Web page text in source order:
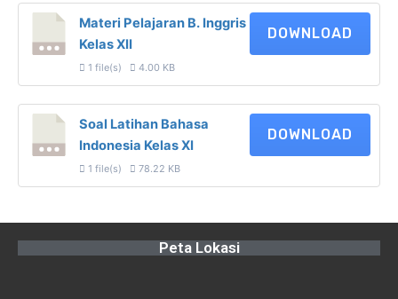
Materi Pelajaran B. Inggris
Kelas XII
1 file(s) 4.00 KB
DOWNLOAD
Soal Latihan Bahasa
Indonesia Kelas XI
1 file(s) 78.22 KB
DOWNLOAD
Peta Lokasi